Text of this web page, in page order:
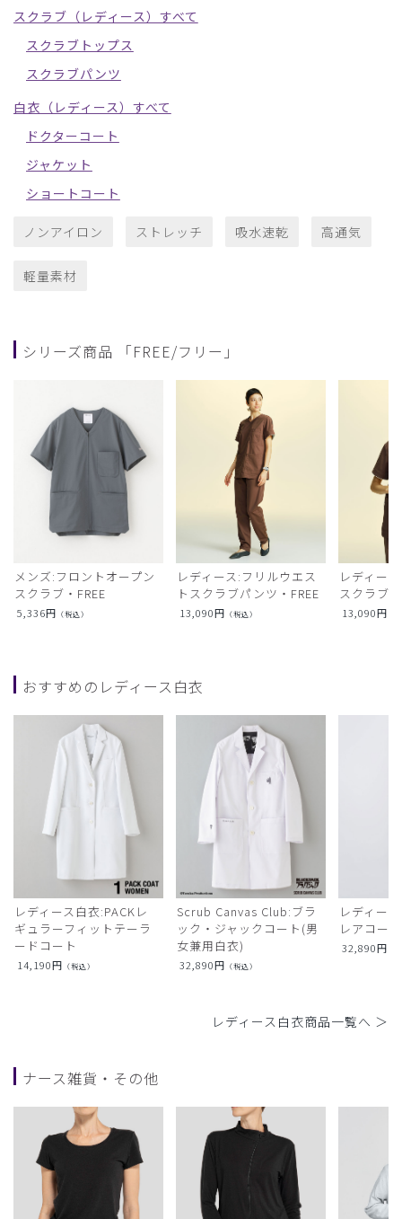
スクラブ（レディース）すべて
スクラブトップス
スクラブパンツ
白衣（レディース）すべて
ドクターコート
ジャケット
ショートコート
ノンアイロン ストレッチ 吸水速乾 高通気
軽量素材
シリーズ商品 「FREE/フリー」
メンズ:フロントオープン
スクラブ・FREE
5,336円 （税込）
レディース:フリルウエス
トスクラブパンツ・FREE
13,090円 （税込）
レディー
スクラブ
13,090円
おすすめのレディース白衣
レディース白衣:PACKレ
ギュラーフィットテーラ
ードコート
14,190円 （税込）
Scrub Canvas Club:ブラ
ック・ジャックコート(男
女兼用白衣)
32,890円 （税込）
レディー
レアコート
32,890円
レディース白衣商品一覧へ ＞
ナース雑貨・その他